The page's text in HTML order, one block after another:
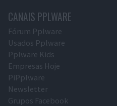
CANAIS PPLWARE
Fórum Pplware
Usados Pplware
Pplware Kids
Empresas Hoje
PiPplware
Newsletter
Grupos Facebook